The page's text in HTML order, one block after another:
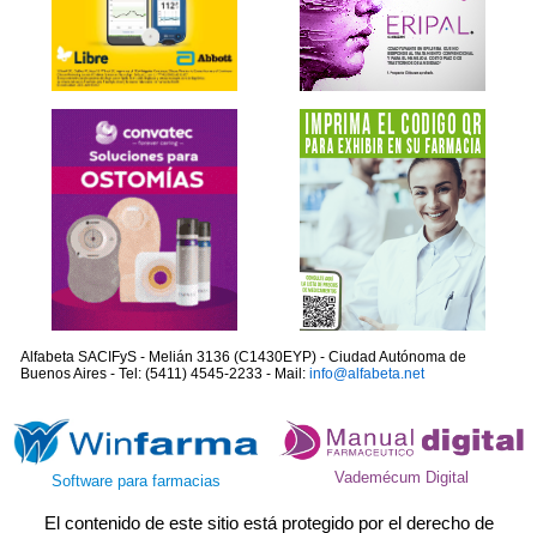
Alfabeta SACIFyS - Melián 3136 (C1430EYP) - Ciudad Autónoma de
Buenos Aires - Tel: (5411) 4545-2233 - Mail: info@alfabeta.net
Software para farmacias Vademécum Digital
El contenido de este sitio está protegido por el derecho de